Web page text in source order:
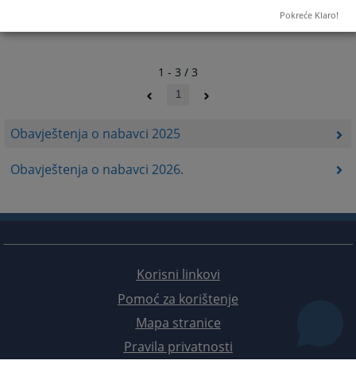
Obavještenja o nabavci 2025
Obavještenja o nabavci 2026.
1 - 3 / 3
1
Korisni linkovi
Pomoć za korištenje
Mapa stranice
Pravila privatnosti
Pokreće Klaro!